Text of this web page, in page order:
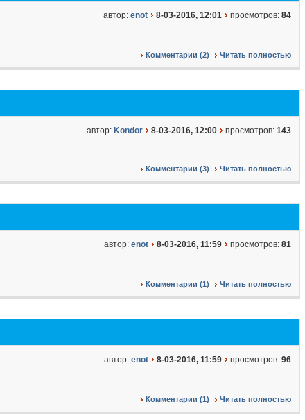
автор: enot 8-03-2016, 12:01 просмотров: 84
Комментарии (2) Читать полностью
автор: Kondor 8-03-2016, 12:00 просмотров: 143
Комментарии (3) Читать полностью
автор: enot 8-03-2016, 11:59 просмотров: 81
Комментарии (1) Читать полностью
автор: enot 8-03-2016, 11:59 просмотров: 96
Комментарии (1) Читать полностью